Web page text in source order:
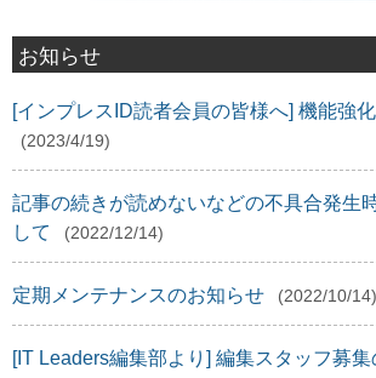
お知らせ
[インプレスID読者会員の皆様へ] 機能強
(2023/4/19)
記事の続きが読めないなどの不具合発生
して
(2022/12/14)
定期メンテナンスのお知らせ (2022/10/14)
[IT Leaders編集部より] 編集スタッフ募